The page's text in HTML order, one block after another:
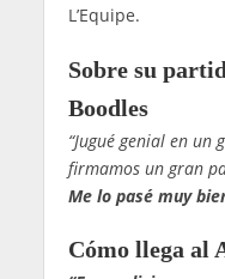
L’Equipe.
Sobre su
Boodles
“Jugué genial en un
firmamos un gran
Me lo pasé muy
Cómo llega al